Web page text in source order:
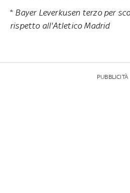
* Bayer Leverkusen terzo per
rispetto all'Atletico Madrid
PUBBLICITÀ